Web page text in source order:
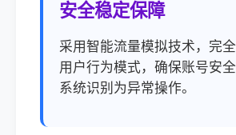
安全稳定保障
采用智能流量模拟技术，完
用户行为模式，确保账号安
系统识别为异常操作。